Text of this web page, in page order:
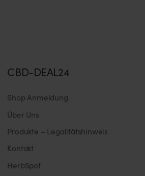
CBD-DEAL24
Shop Anmeldung
Über Uns
Produkte – Legalitätshinweis
Kontakt
HerbSpot